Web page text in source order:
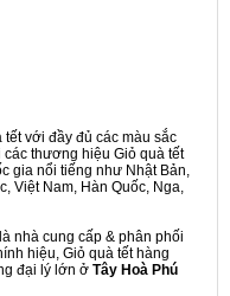
với đầy đủ các màu sắc
thương hiệu Giỏ quà tết
gia nổi tiếng như Nhật Bản,
Việt Nam, Hàn Quốc, Nga,
là nhà cung cấp & phân phối
hiệu, Giỏ quà tết hàng
đại lý lớn ở Tây Hoà Phú